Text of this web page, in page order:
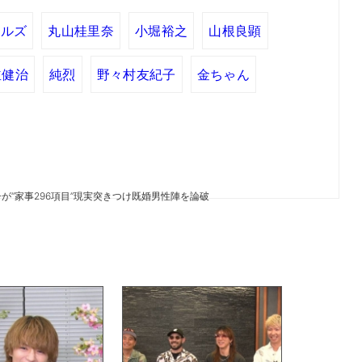
ズ 丸山桂里奈 小堀裕之 山根良顕
治 純烈 野々村友紀子 金ちゃん
“家事296項目”現実突きつけ既婚男性陣を論破